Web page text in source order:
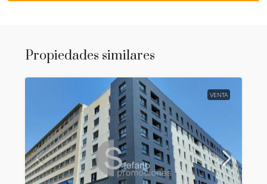
Propiedades similares
VENTA